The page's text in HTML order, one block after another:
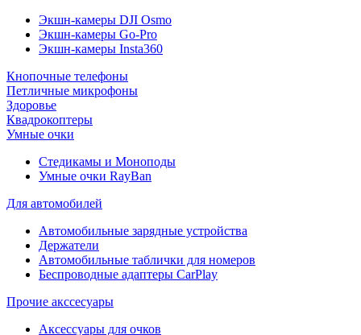
Экшн-камеры DJI Osmo
Экшн-камеры Go-Pro
Экшн-камеры Insta360
Кнопочные телефоны
Петличные микрофоны
Здоровье
Квадрокоптеры
Умные очки
Стедикамы и Моноподы
Умные очки RayBan
Для автомобилей
Автомобильные зарядные устройства
Держатели
Автомобильные таблички для номеров
Беспроводные адаптеры CarPlay
Прочие акссесуары
Аксессуары для очков